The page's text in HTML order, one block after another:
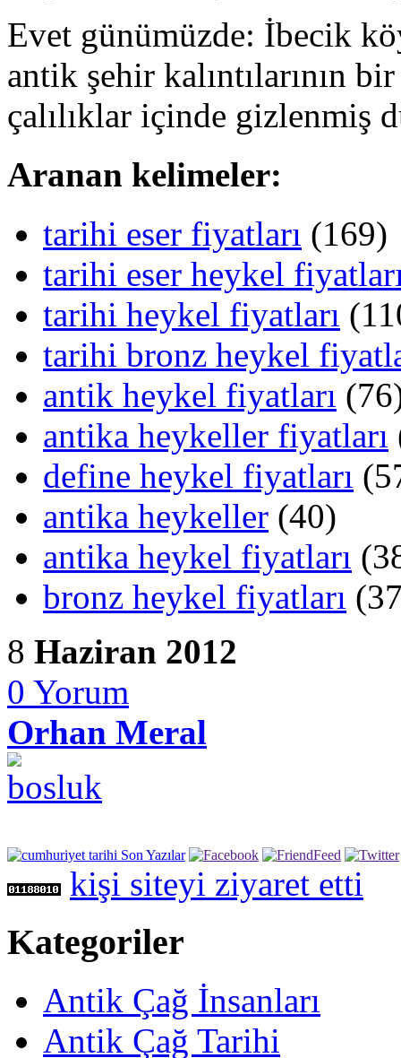
Evet günümüzde: İbecik
antik şehir kalıntılarının
çalılıklar içinde gizlenmiş
Aranan kelimeler:
tarihi eser fiyatları (169)
tarihi eser heykel
tarihi heykel fiyatları
tarihi bronz heykel
antik heykel fiyatları
antika heykeller fiyatları
define heykel fiyatları
antika heykeller (40)
antika heykel fiyatları
bronz heykel fiyatları
8 Haziran 2012
0 Yorum
Orhan Meral
kişi siteyi ziyaret etti
Kategoriler
Antik Çağ İnsanları
Antik Çağ Tarihi